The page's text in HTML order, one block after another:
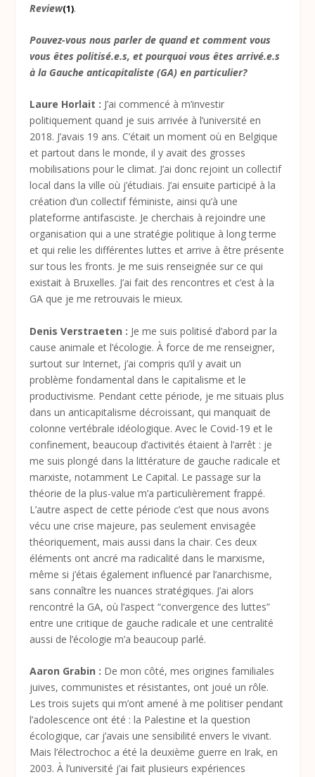
Review(1).
Pouvez-vous nous parler de quand et comment vous
vous êtes politisé.e.s, et pourquoi vous êtes arrivé.e.s
à la Gauche anticapitaliste (GA) en particulier?
Laure Horlait : J’ai commencé à m’investir
politiquement quand je suis arrivée à l’université en
2018. J’avais 19 ans. C’était un moment où en Belgique
et partout dans le monde, il y avait des grosses
mobilisations pour le climat. J’ai donc rejoint un collectif
local dans la ville où j’étudiais. J’ai ensuite participé à la
création d’un collectif féministe, ainsi qu’à une
plateforme antifasciste. Je cherchais à rejoindre une
organisation qui a une stratégie politique à long terme
et qui relie les différentes luttes et arrive à être présente
sur tous les fronts. Je me suis renseignée sur ce qui
existait à Bruxelles. J’ai fait des rencontres et c’est à la
GA que je me retrouvais le mieux.
Denis Verstraeten : Je me suis politisé d’abord par la
cause animale et l’écologie. À force de me renseigner,
surtout sur Internet, j’ai compris qu’il y avait un
problème fondamental dans le capitalisme et le
productivisme. Pendant cette période, je me situais plus
dans un anticapitalisme décroissant, qui manquait de
colonne vertébrale idéologique. Avec le Covid-19 et le
confinement, beaucoup d’activités étaient à l’arrêt : je
me suis plongé dans la littérature de gauche radicale et
marxiste, notamment Le Capital. Le passage sur la
théorie de la plus-value m’a particulièrement frappé.
L’autre aspect de cette période c’est que nous avons
vécu une crise majeure, pas seulement envisagée
théoriquement, mais aussi dans la chair. Ces deux
éléments ont ancré ma radicalité dans le marxisme,
même si j’étais également influencé par l’anarchisme,
sans connaître les nuances stratégiques. J’ai alors
rencontré la GA, où l’aspect “convergence des luttes”
entre une critique de gauche radicale et une centralité
aussi de l’écologie m’a beaucoup parlé.
Aaron Grabin : De mon côté, mes origines familiales
juives, communistes et résistantes, ont joué un rôle.
Les trois sujets qui m’ont amené à me politiser pendant
l’adolescence ont été : la Palestine et la question
écologique, car j’avais une sensibilité envers le vivant.
Mais l’électrochoc a été la deuxième guerre en Irak, en
2003. À l’université j’ai fait plusieurs expériences